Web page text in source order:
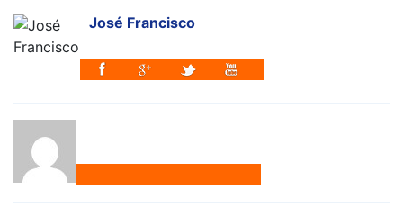
José Francisco